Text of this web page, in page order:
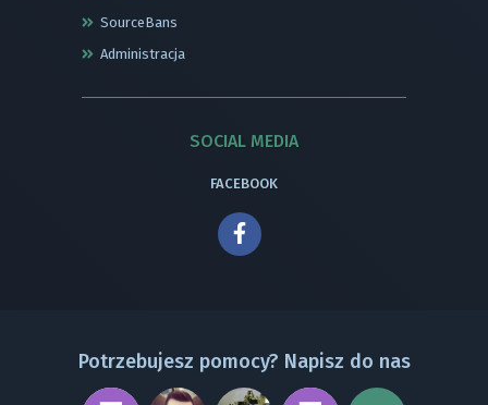
SourceBans
Administracja
SOCIAL MEDIA
FACEBOOK
Potrzebujesz pomocy? Napisz do nas